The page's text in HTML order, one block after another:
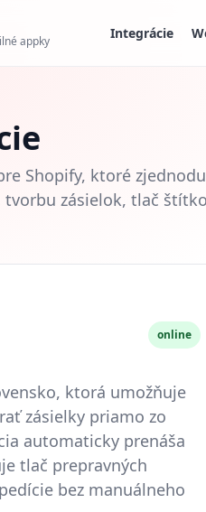
appky Integrácie
Shopify, ktoré
zásielok, tlač
online
ktorá umožňuje
zásielky priamo zo
automaticky prenáša
tlač prepravných
bez manuálneho